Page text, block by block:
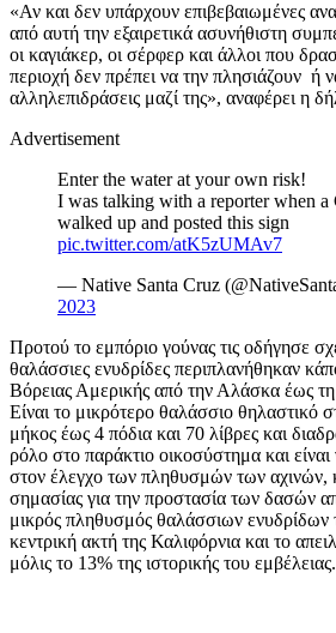
«Αν και δεν υπάρχουν επιβεβαιωμένες
από αυτή την εξαιρετικά ασυνήθιστη
οι καγιάκερ, οι σέρφερ και άλλοι που
περιοχή δεν πρέπει να την πλησιάζουν ή
αλληλεπιδράσεις μαζί της», αναφέρει η
Advertisement
Enter the water at your own risk!
I was talking with a reporter when a
walked up and posted this sign
pic.twitter.com/atK5zUMAv7
— Native Santa Cruz
2023
Προτού το εμπόριο γούνας τις οδήγησε
θαλάσσιες ενυδρίδες περιπλανήθηκαν
Βόρειας Αμερικής από την Αλάσκα έως
Είναι το μικρότερο θαλάσσιο θηλαστικό
μήκος έως 4 πόδια και 70 λίβρες και
ρόλο στο παράκτιο οικοσύστημα και
στον έλεγχο των πληθυσμών των αχινών,
σημασίας για την προστασία των δασών
μικρός πληθυσμός θαλάσσιων ενυδρίδων
κεντρική ακτή της Καλιφόρνια και το
μόλις το 13% της ιστορικής του εμβέλειας.